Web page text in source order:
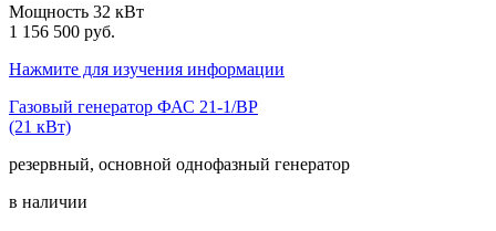
Мощность 32 кВт
1 156 500 руб.
Нажмите для изучения информации
Газовый генератор ФАС 21-1/ВР
(21 кВт)
резервный, основной однофазный генератор
в наличии